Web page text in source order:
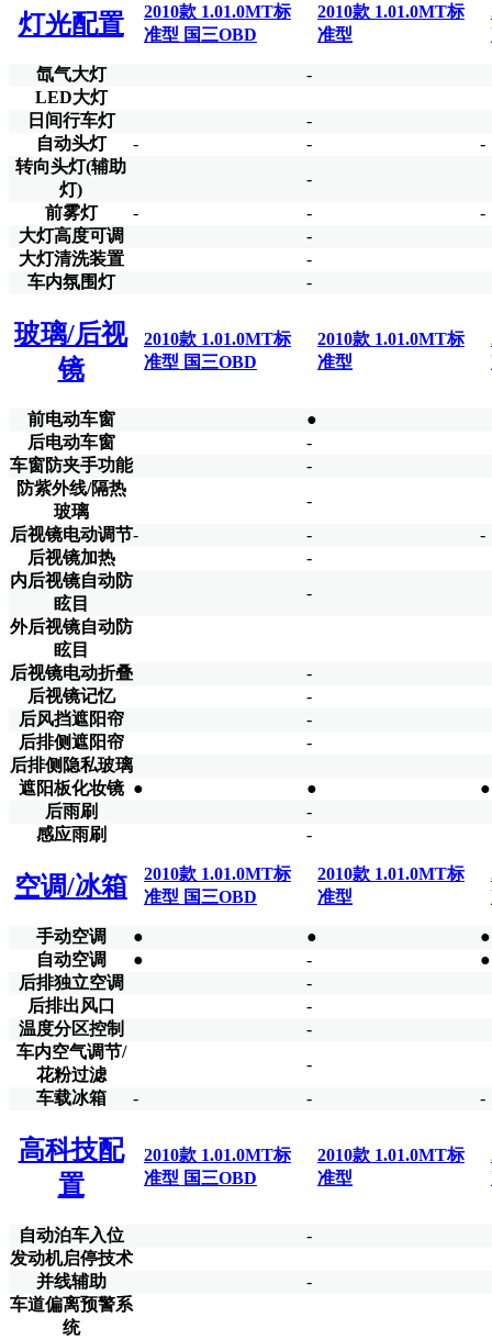
灯光配置
2010款 1.01.0MT标
准型 国三OBD
2010款 1.01.0MT标
准型
氙气大灯
-
LED大灯
日间行车灯
-
自动头灯
- -
-
转向头灯(辅助
灯)
-
前雾灯
- -
-
大灯高度可调
-
大灯清洗装置
-
车内氛围灯
-
玻璃/后视
镜
2010款 1.01.0MT标
准型 国三OBD
2010款 1.01.0MT标
准型
前电动车窗
●
后电动车窗
-
车窗防夹手功能
-
防紫外线/隔热
玻璃
-
后视镜电动调节- -
-
后视镜加热
-
内后视镜自动防
眩目
-
外后视镜自动防
眩目
后视镜电动折叠
-
后视镜记忆
-
后风挡遮阳帘
-
后排侧遮阳帘
-
后排侧隐私玻璃
遮阳板化妆镜 ● ●
●
后雨刷
-
感应雨刷
-
空调/冰箱
2010款 1.01.0MT标
准型 国三OBD
2010款 1.01.0MT标
准型
手动空调 ● ●
●
自动空调
● -
●
后排独立空调
-
后排出风口
-
温度分区控制
-
车内空气调节/
花粉过滤
-
车载冰箱
- - -
高科技配
置
2010款 1.01.0MT标
准型 国三OBD
2010款 1.01.0MT标
准型
自动泊车入位
-
发动机启停技术
并线辅助
-
车道偏离预警系
统